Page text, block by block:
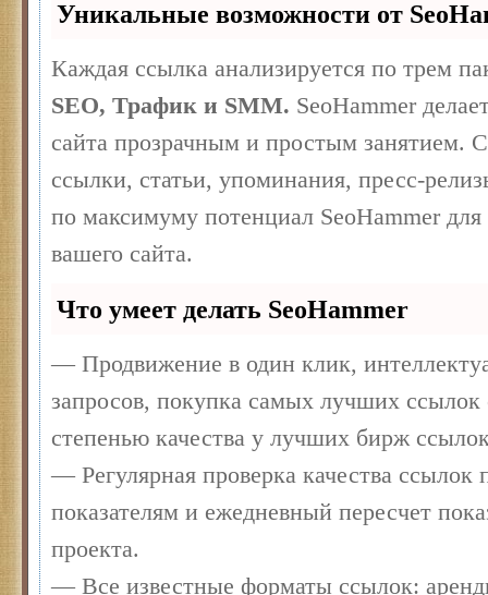
Уникальные возможности от
Каждая ссылка анализируется по трем
SEO, Трафик и SMM. SeoHammer
сайта прозрачным и простым занятием.
ссылки, статьи, упоминания, пресс-
по максимуму потенциал SeoHammer
вашего сайта.
Что умеет делать SeoHammer
— Продвижение в один клик,
запросов, покупка самых лучших ссылок
степенью качества у лучших бирж
— Регулярная проверка качества ссылок
показателям и ежедневный пересчет
проекта.
— Все известные форматы ссылок: